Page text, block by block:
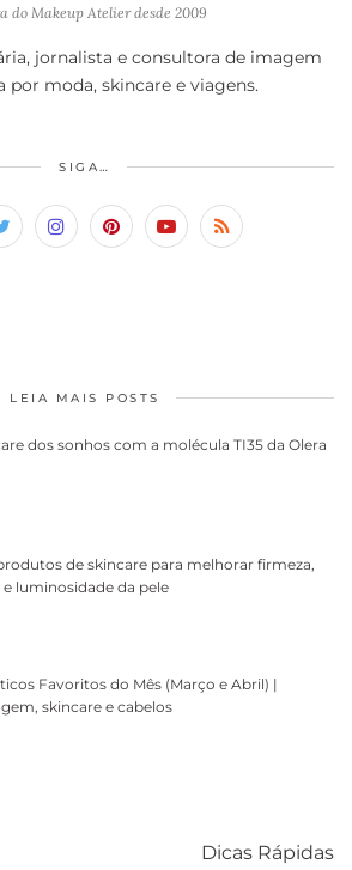
do Makeup Atelier desde 2009
jornalista e consultora de imagem
por moda, skincare e viagens.
SIGA…
LEIA MAIS POSTS
dos sonhos com a molécula TI35 da Olera
de skincare para melhorar firmeza,
luminosidade da pele
Favoritos do Mês (Março e Abril) |
skincare e cabelos
Dicas Rápidas
diários